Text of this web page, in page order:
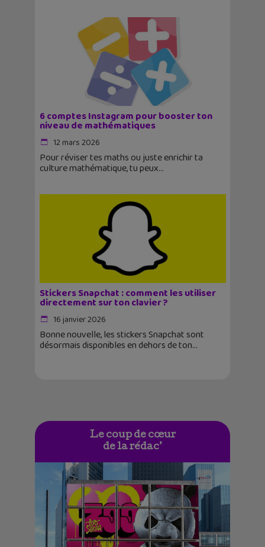
6 comptes Instagram pour booster ton
niveau de mathématiques
12 mars 2026
Pour réviser tes maths ou juste enrichir ta
culture mathématique, tu peux
Stickers Snapchat : comment les utiliser
directement sur ton clavier ?
16 janvier 2026
Bonne nouvelle, les stickers Snapchat sont
désormais disponibles en dehors de ton
Le coup de cœur
de la rédac’